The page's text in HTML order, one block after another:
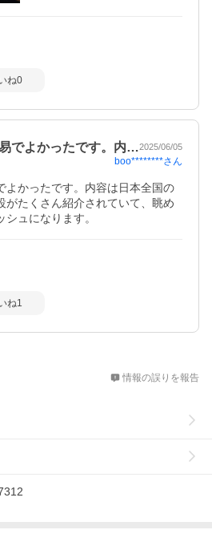
ね0
でよかったです。内…2025/06/05
boo********さん
よかったです。内容は日本全国の
がたくさん紹介されていて、眺め
ュになります。
ね1
情報の誤りを報告